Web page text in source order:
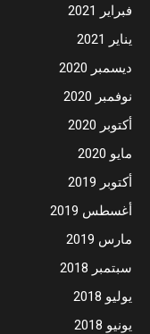
فبراير 2021
يناير 2021
ديسمبر 2020
نوفمبر 2020
أكتوبر 2020
مايو 2020
أكتوبر 2019
أغسطس 2019
مارس 2019
سبتمبر 2018
يوليو 2018
يونيو 2018